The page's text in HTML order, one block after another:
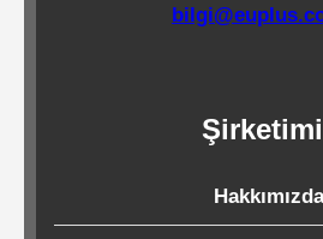
Kağıtları
Endüstriyel
Temizlik
Hakkımızda